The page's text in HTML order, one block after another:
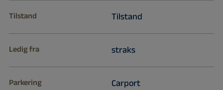
Tilstand Tilstand
Ledig fra straks
Parkering Carport